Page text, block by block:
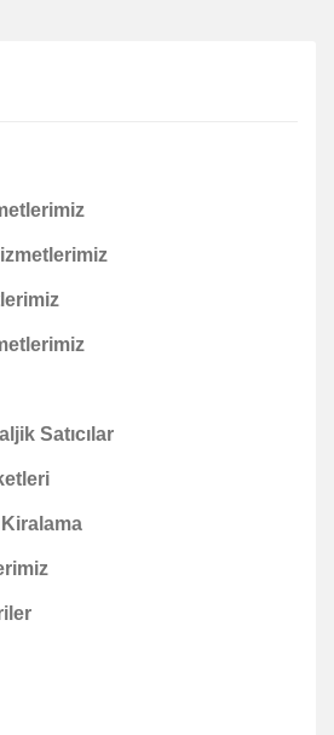
Satıcılar